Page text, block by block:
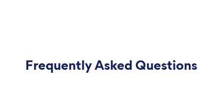
Frequently Asked Questions